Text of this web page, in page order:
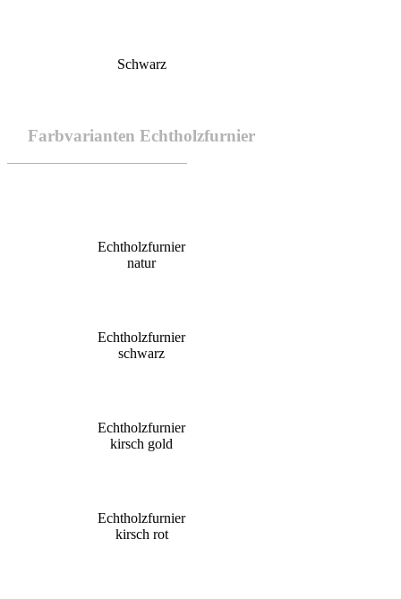
Schwarz
Farbvarianten Echtholzfurnier
Echtholzfurnier
natur
Echtholzfurnier
schwarz
Echtholzfurnier
kirsch gold
Echtholzfurnier
kirsch rot